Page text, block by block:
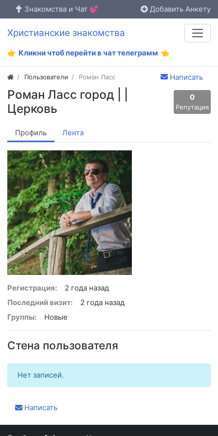
Знакомства и Чат 💕 Добавить Анкету
Христианские знакомства
👉 Кликни чтоб перейти в чат телеграмм 👈
Пользователи Роман Ласс Написать
Роман Ласс город | |
Церковь
0
Репутация
Профиль Лента
Регистрация:
2 года назад
Последний визит:
2 года назад
Группы:
Новые
Стена пользователя
Нет записей.
Написать